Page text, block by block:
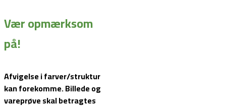
Vær opmærksom
på!
Afvigelse i farver/struktur
kan forekomme. Billede og
vareprøve skal betragtes